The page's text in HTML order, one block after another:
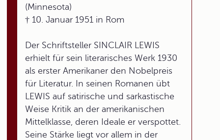
(Minnesota)
† 10. Januar 1951 in Rom
Der Schriftsteller SINCLAIR LEWIS
erhielt für sein literarisches Werk 1930
als erster Amerikaner den Nobelpreis
für Literatur. In seinen Romanen übt
LEWIS auf satirische und sarkastische
Weise Kritik an der amerikanischen
Mittelklasse, deren Ideale er verspottet.
Seine Stärke liegt vor allem in der